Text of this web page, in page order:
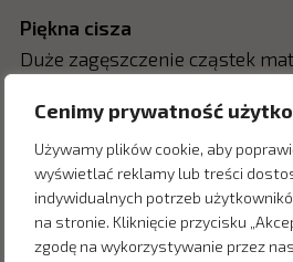
Cenimy prywatność
Używamy plików cookie, aby
wyświetlać reklamy lub treści
indywidualnych potrzeb
na stronie. Kliknięcie przycisku
zgodę na wykorzystywanie przez
Piękna cisza
Duże zagęszczenie cząstek
Produkty ekspozycyjne mogą
rysy, uszkodzenia
oryginalnego opakowania.
skontaktuj się z